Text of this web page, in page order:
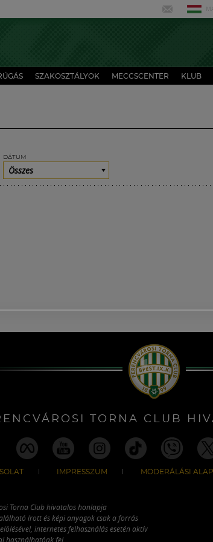
SZAKOSZTÁLYOK MECCSCENTER KLUB
DÁTUM
Összes
TORNA CLUB
IMPRESSZUM MODERÁLÁSI
Torna Club hivatalos honlapja
írott és képi anyagok csak a forrás
internetes felhasználás esetén aktív
használhatóak fel.